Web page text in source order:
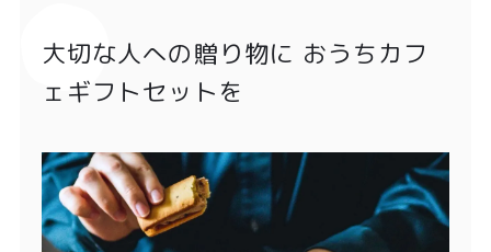
大切な人への贈り物に おうちカフ
ェギフトセットを